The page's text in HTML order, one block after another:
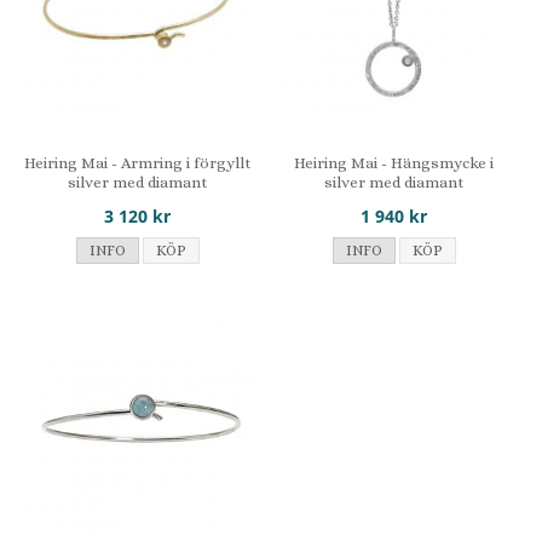
Heiring Mai - Armring i förgyllt
silver med diamant
3 120 kr
INFO KÖP
Heiring Mai - Hängsmycke i
silver med diamant
1 940 kr
INFO KÖP